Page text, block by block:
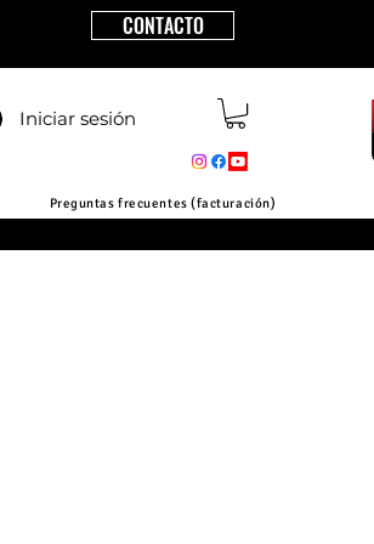
CONTACTO
Iniciar sesión
Preguntas frecuentes (facturación)